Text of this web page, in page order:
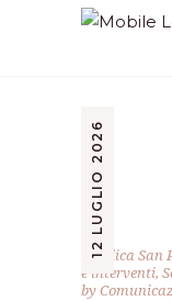
12 LUGLIO 2026
Basilica San
e interventi,
by